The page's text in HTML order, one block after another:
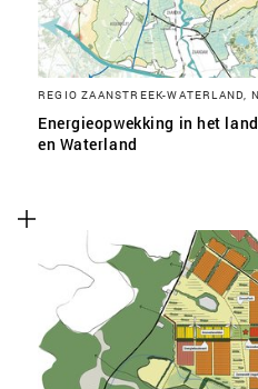
REGIO ZAANSTREEK-WATERLAND,
Energieopwekking in het
en Waterland